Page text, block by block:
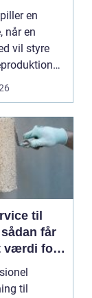
en
når en
vil styre
og ...
til
værdi for
til